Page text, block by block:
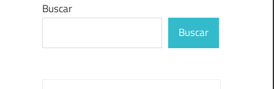
Buscar
Buscar